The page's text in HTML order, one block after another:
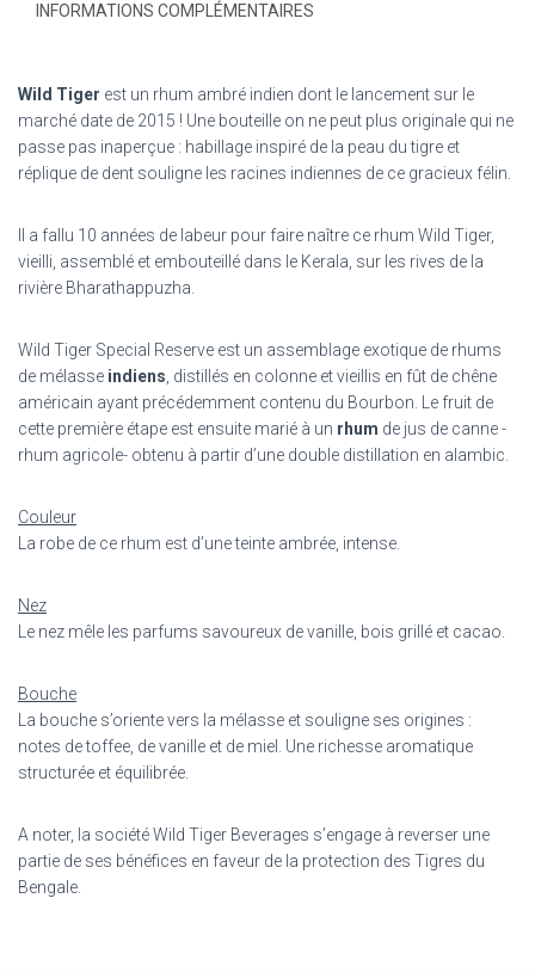
INFORMATIONS COMPLÉMENTAIRES
Wild Tiger est un rhum ambré indien dont le lancement sur le
marché date de 2015 ! Une bouteille on ne peut plus originale qui ne
passe pas inaperçue : habillage inspiré de la peau du tigre et
réplique de dent souligne les racines indiennes de ce gracieux félin.
Il a fallu 10 années de labeur pour faire naître ce rhum Wild Tiger,
vieilli, assemblé et embouteillé dans le Kerala, sur les rives de la
rivière Bharathappuzha.
Wild Tiger Special Reserve est un assemblage exotique de rhums
de mélasse indiens , distillés en colonne et vieillis en fût de chêne
américain ayant précédemment contenu du Bourbon. Le fruit de
cette première étape est ensuite marié à un rhum de jus de canne -
rhum agricole- obtenu à partir d’une double distillation en alambic.
Couleur
La robe de ce rhum est d’une teinte ambrée, intense.
Nez
Le nez mêle les parfums savoureux de vanille, bois grillé et cacao.
Bouche
La bouche s’oriente vers la mélasse et souligne ses origines :
notes de toffee, de vanille et de miel. Une richesse aromatique
structurée et équilibrée.
A noter, la société Wild Tiger Beverages s’engage à reverser une
partie de ses bénéfices en faveur de la protection des Tigres du
Bengale.